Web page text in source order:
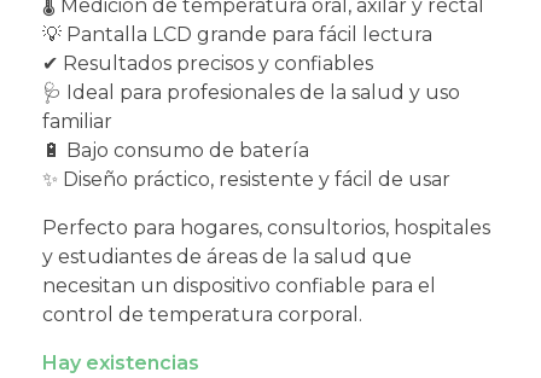
🌡 Medición de temperatura oral, axilar y rectal
💡 Pantalla LCD grande para fácil lectura
✔ Resultados precisos y confiables
🩺 Ideal para profesionales de la salud y uso
familiar
🔋 Bajo consumo de batería
✨ Diseño práctico, resistente y fácil de usar
Perfecto para hogares, consultorios, hospitales
y estudiantes de áreas de la salud que
necesitan un dispositivo confiable para el
control de temperatura corporal.
Hay existencias